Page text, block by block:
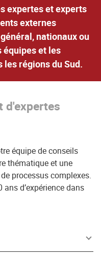
expertes et experts
externes
nationaux ou
et les
les régions du Sud.
d'expertes
équipe de conseils
thématique et une
processus complexes.
d’expérience dans